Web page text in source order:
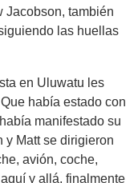
Jacobson, también
las huellas
en Uluwatu les
había estado con
manifestado su
y Matt se dirigieron
avión, coche,
y allá, finalmente